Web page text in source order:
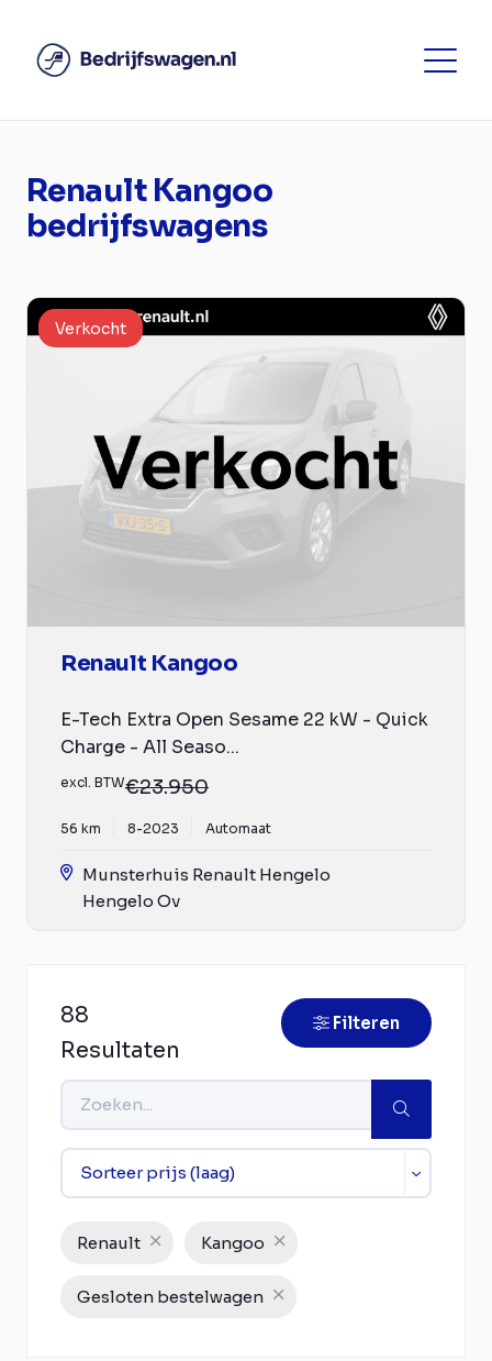
Renault Kangoo
bedrijfswagens
Verkocht
Renault Kangoo
E-Tech Extra Open Sesame 22 kW - Quick
Charge - All Seaso...
excl. BTW€23.950
56 km 8-2023 Automaat
Munsterhuis Renault Hengelo
Hengelo Ov
88
Resultaten
Filteren
Renault Kangoo
Gesloten bestelwagen